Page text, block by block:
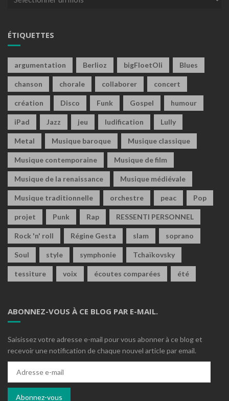
ÉTIQUETTES
argumentation Berlioz bigFloetOli Blues
chanson chorale collaborer concert
création Disco Funk Gospel humour
iPad Jazz jeu ludification Lully
Metal Musique baroque Musique classique
Musique contemporaine Musique de film
Musique de la renaissance Musique médiévale
Musique traditionnelle orchestre peac Pop
projet Punk Rap RESSENTI PERSONNEL
Rock 'n' roll Régine Gesta slam soprano
Soul style symphonie Tchaïkovsky
tessiture voix écoutes comparées été
ABONNEZ-VOUS À CE BLOG PAR E-MAIL.
Saisissez votre adresse e-mail pour vous abonner à ce blog et
recevoir une notification de chaque nouvel article par email.
mail
Abonnez-vous